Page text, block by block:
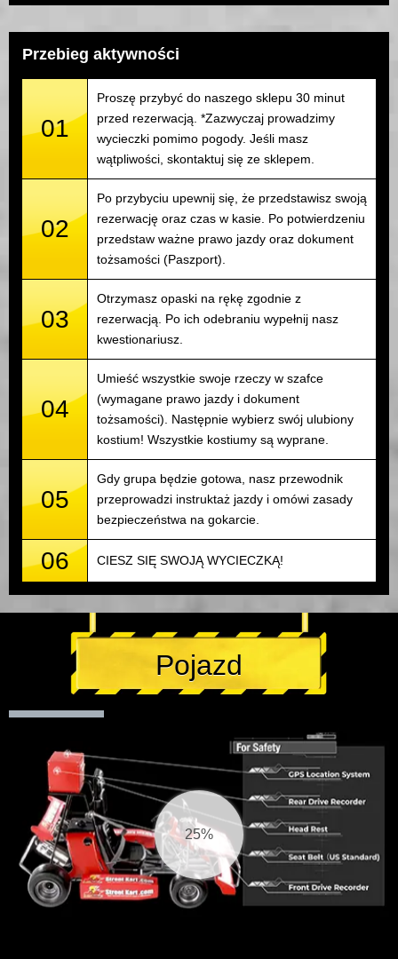
Przebieg aktywności
01
Proszę przybyć do naszego sklepu 30 minut
przed rezerwacją. *Zazwyczaj prowadzimy
wycieczki pomimo pogody. Jeśli masz
wątpliwości, skontaktuj się ze sklepem.
02
Po przybyciu upewnij się, że przedstawisz swoją
rezerwację oraz czas w kasie. Po potwierdzeniu
przedstaw ważne prawo jazdy oraz dokument
tożsamości (Paszport).
03
Otrzymasz opaski na rękę zgodnie z
rezerwacją. Po ich odebraniu wypełnij nasz
kwestionariusz.
04
Umieść wszystkie swoje rzeczy w szafce
(wymagane prawo jazdy i dokument
tożsamości). Następnie wybierz swój ulubiony
kostium! Wszystkie kostiumy są wyprane.
05
Gdy grupa będzie gotowa, nasz przewodnik
przeprowadzi instruktaż jazdy i omówi zasady
bezpieczeństwa na gokarcie.
06 CIESZ SIĘ SWOJĄ WYCIECZKĄ!
Pojazd
26%